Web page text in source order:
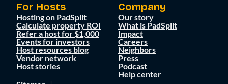
For Hosts
Hosting on PadSplit
Calculate property ROI
Refer a host for $1,000
Events for investors
Host resources blog
Vendor network
Host stories
Company
Our story
What is PadSplit
Impact
Careers
Neighbors
Press
Podcast
Help center